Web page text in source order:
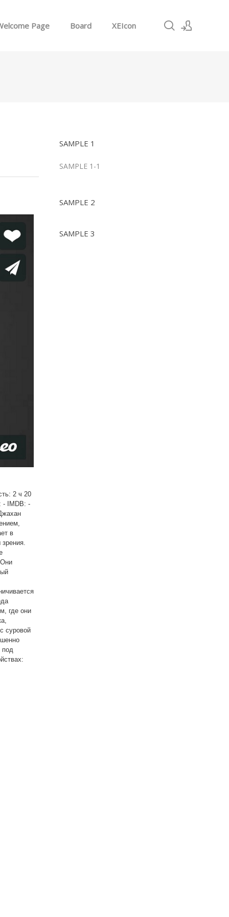
Page Board XEIcon
SAMPLE 1
SAMPLE 1-1
SAMPLE 2
SAMPLE 3
2 ч 20
- IMDB: -
в
Они
где они
суровой
под